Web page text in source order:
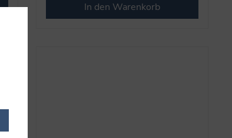
In den Warenkorb